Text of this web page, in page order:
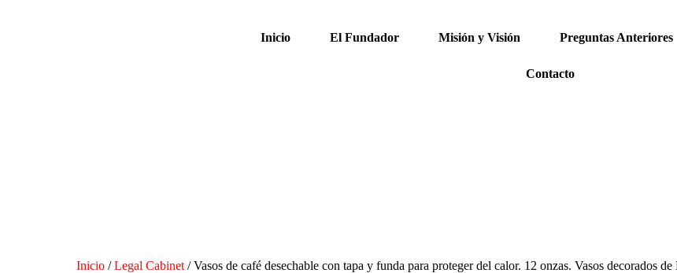
Inicio El Fundador Misión y Visión Preguntas Anteriores
Contacto
Inicio /Legal Cabinet / Vasos de café desechable con tapa y funda para proteger del calor. 12 onzas. Vasos decorados